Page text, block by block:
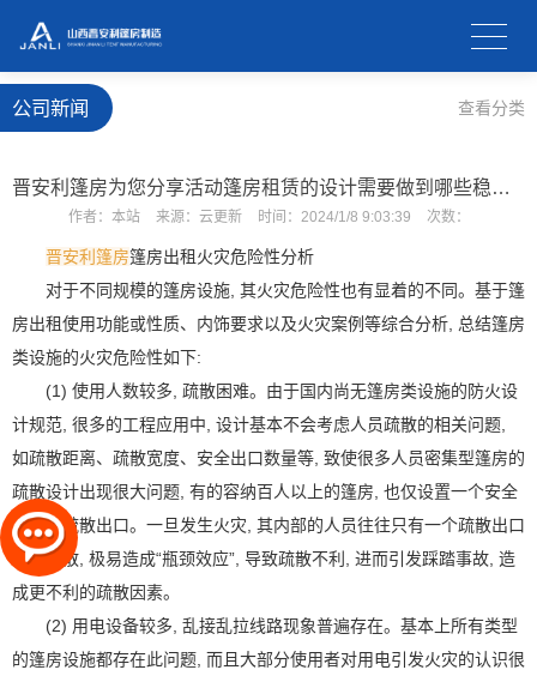
公司新闻 查看分类
晋安利篷房为您分享活动篷房租赁的设计需要做到哪些稳定性因素？
作者： 本站 来源： 云更新 时间： 2024/1/8 9:03:39 次数：
晋安利篷房篷房出租火灾危险性分析
对于不同规模的篷房设施, 其火灾危险性也有显着的不同。基于篷
房出租使用功能或性质、内饰要求以及火灾案例等综合分析, 总结篷房
类设施的火灾危险性如下:
(1) 使用人数较多, 疏散困难。由于国内尚无篷房类设施的防火设
计规范, 很多的工程应用中, 设计基本不会考虑人员疏散的相关问题,
如疏散距离、疏散宽度、安全出口数量等, 致使很多人员密集型篷房的
疏散设计出现很大问题, 有的容纳百人以上的篷房, 也仅设置一个安全
出口或疏散出口。一旦发生火灾, 其内部的人员往往只有一个疏散出口
可供疏散, 极易造成“瓶颈效应”, 导致疏散不利, 进而引发踩踏事故, 造
成更不利的疏散因素。
(2) 用电设备较多, 乱接乱拉线路现象普遍存在。基本上所有类型
的篷房设施都存在此问题, 而且大部分使用者对用电引发火灾的认识很